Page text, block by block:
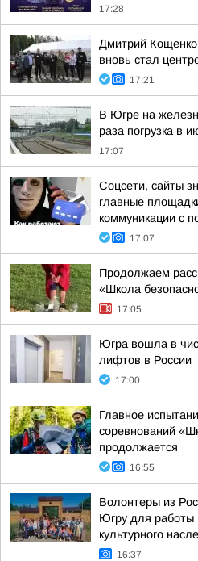
17:28
Дмитрий
вновь стал
17:21
В Югре на
раза погрузка в
17:07
Соцсети, сайты
главные
коммуникации с
17:07
Продолжаем
«Школа
17:05
Югра вошла в
лифтов в России
17:00
Главное
соревнований
продолжается
16:55
Волонтеры из
Югру для работы
культурного
16:37